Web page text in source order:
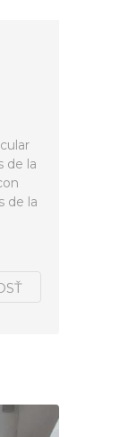
de la
de la